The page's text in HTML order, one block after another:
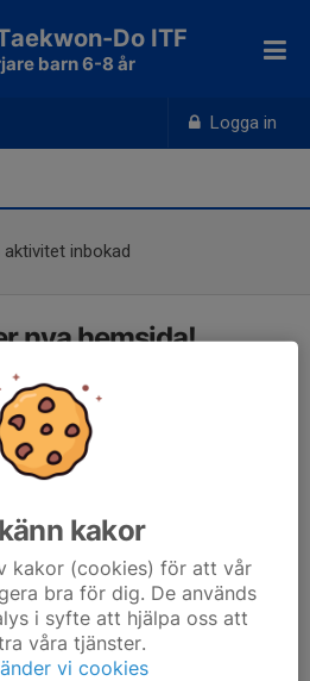
Logga in
Do ITF
barn 6-8 år
aktivitet inbokad
nya hemsida!
kakor
kakor (cookies) för att vår
bra för dig. De används
i syfte att hjälpa oss att
våra tjänster.
vi cookies